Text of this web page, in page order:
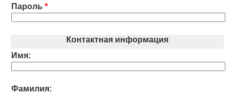
Пароль *
Контактная информация
Имя:
Фамилия: